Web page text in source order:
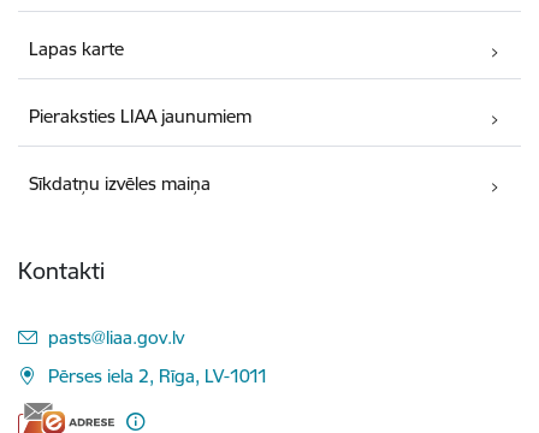
Lapas karte
Pieraksties LIAA jaunumiem
Sīkdatņu izvēles maiņa
Kontakti
E-pasts:
pasts@liaa.gov.lv
Pērses iela 2, Rīga, LV-1011